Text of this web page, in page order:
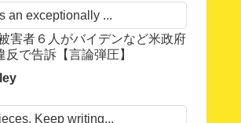
an exceptionally ...
害者６人がバイデンなど米政府
反で告訴【言論弾圧】
Keep writing...